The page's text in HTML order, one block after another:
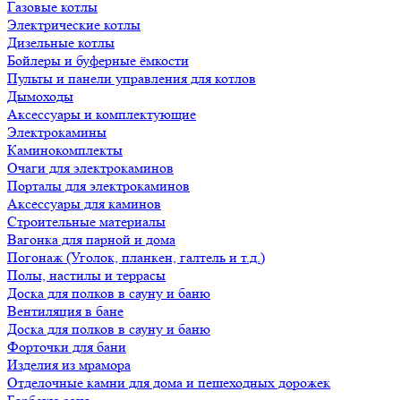
Газовые котлы
Электрические котлы
Дизельные котлы
Бойлеры и буферные ёмкости
Пульты и панели управления для котлов
Дымоходы
Аксессуары и комплектующие
Электрокамины
Каминокомплекты
Очаги для электрокаминов
Порталы для электрокаминов
Аксессуары для каминов
Строительные материалы
Вагонка для парной и дома
Погонаж (Уголок, планкен, галтель и т.д.)
Полы, настилы и террасы
Доска для полков в сауну и баню
Вентиляция в бане
Доска для полков в сауну и баню
Форточки для бани
Изделия из мрамора
Отделочные камни для дома и пешеходных дорожек